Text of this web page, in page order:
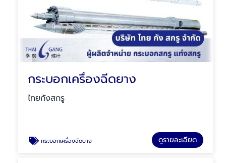
กระบอกเครื่องฉีดยาง
ไทยกังสกรู
กระบอกเครื่องฉีดยาง ดูรายละเอียด